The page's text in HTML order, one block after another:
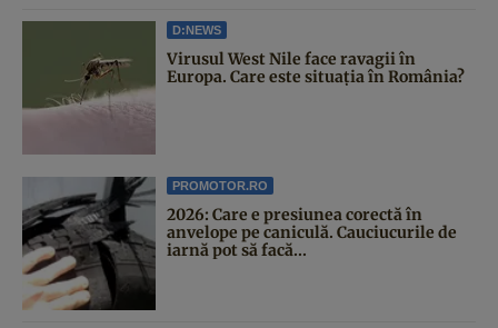
D:NEWS
Virusul West Nile face ravagii în
Europa. Care este situația în România?
PROMOTOR.RO
2026: Care e presiunea corectă în
anvelope pe caniculă. Cauciucurile de
iarnă pot să facă...